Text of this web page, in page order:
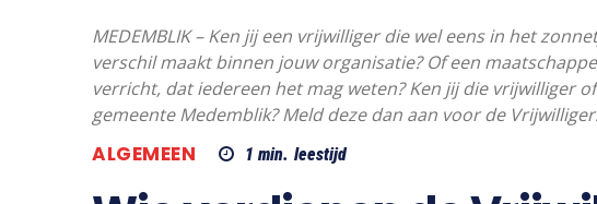
MEDEMBLIK – Ken jij een vrijwilliger die wel eens in het
verschil maakt binnen jouw organisatie? Of een
verricht, dat iedereen het mag weten? Ken jij die vrijwilliger
gemeente Medemblik? Meld deze dan aan voor de
ALGEMEEN 1 min. leestijd